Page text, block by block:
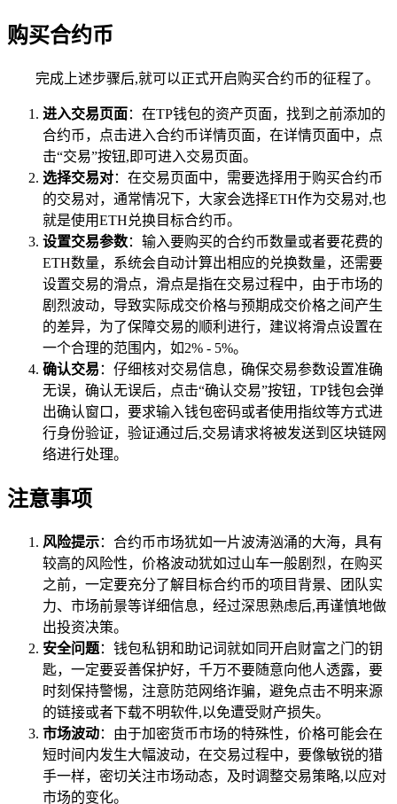
购买合约币
完成上述步骤后,就可以正式开启购买合约币的征程了。
进入交易页面：在TP钱包的资产页面，找到之前添加的
合约币，点击进入合约币详情页面，在详情页面中，点
击“交易”按钮,即可进入交易页面。
选择交易对：在交易页面中，需要选择用于购买合约币
的交易对，通常情况下，大家会选择ETH作为交易对,也
就是使用ETH兑换目标合约币。
设置交易参数：输入要购买的合约币数量或者要花费的
ETH数量，系统会自动计算出相应的兑换数量，还需要
设置交易的滑点，滑点是指在交易过程中，由于市场的
剧烈波动，导致实际成交价格与预期成交价格之间产生
的差异，为了保障交易的顺利进行，建议将滑点设置在
一个合理的范围内，如2% - 5%。
确认交易 ：仔细核对交易信息，确保交易参数设置准确
无误，确认无误后，点击“确认交易”按钮，TP钱包会弹
出确认窗口，要求输入钱包密码或者使用指纹等方式进
行身份验证，验证通过后,交易请求将被发送到区块链网
络进行处理。
注意事项
风险提示：合约币市场犹如一片波涛汹涌的大海，具有
较高的风险性，价格波动犹如过山车一般剧烈，在购买
之前，一定要充分了解目标合约币的项目背景、团队实
力、市场前景等详细信息，经过深思熟虑后,再谨慎地做
出投资决策。
安全问题：钱包私钥和助记词就如同开启财富之门的钥
匙，一定要妥善保护好，千万不要随意向他人透露，要
时刻保持警惕，注意防范网络诈骗，避免点击不明来源
的链接或者下载不明软件,以免遭受财产损失。
市场波动：由于加密货币市场的特殊性，价格可能会在
短时间内发生大幅波动，在交易过程中，要像敏锐的猎
手一样，密切关注市场动态，及时调整交易策略,以应对
市场的变化。